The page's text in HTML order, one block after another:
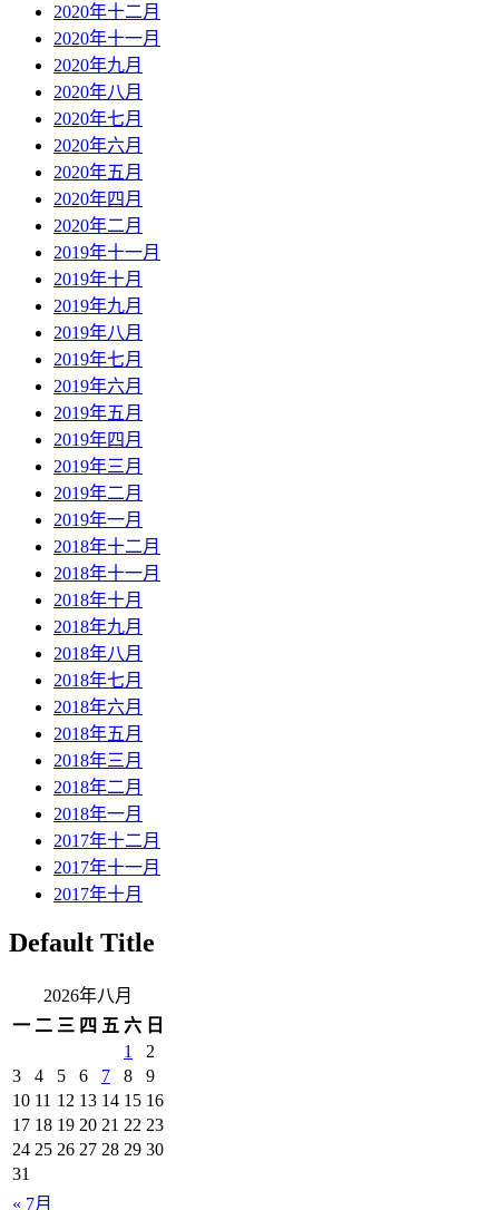
2020年十二月
2020年十一月
2020年九月
2020年八月
2020年七月
2020年六月
2020年五月
2020年四月
2020年二月
2019年十一月
2019年十月
2019年九月
2019年八月
2019年七月
2019年六月
2019年五月
2019年四月
2019年三月
2019年二月
2019年一月
2018年十二月
2018年十一月
2018年十月
2018年九月
2018年八月
2018年七月
2018年六月
2018年五月
2018年三月
2018年二月
2018年一月
2017年十二月
2017年十一月
2017年十月
Default Title
2026年八月
一 二 三 四 五 六 日
« 7月
1
2
3
4 5 6 7 8
9
10 11 12 13 14 15 16
17 18 19 20 21 22 23
24 25 26 27 28 29 30
31